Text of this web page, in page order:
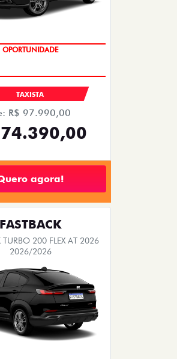
OPORTUNIDADE
TAXISTA
R$ 97.990,00
agora!
FASTBACK
TURBO 200 FLEX AT 2026
2026/2026